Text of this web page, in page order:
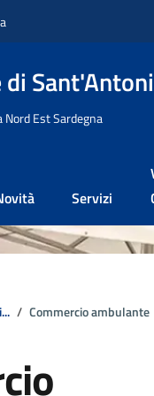
di
Nord Est Sardegna
Servizi
Commercio ambulante